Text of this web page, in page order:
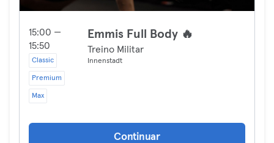
15:00 —
15:50
Classic
Premium
Max
Emmis Full Body 🔥
Treino Militar
Innenstadt
Continuar